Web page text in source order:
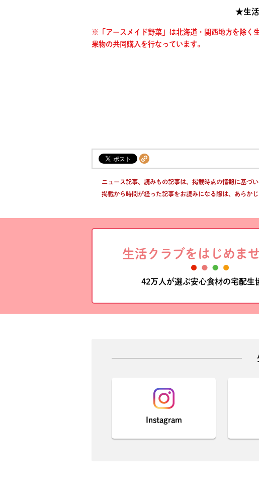
★生活
※「アースメイド野菜」は北海道・関西地方を除く
果物の共同購入を行なっています。
ニュース記事、読みもの記事は、掲載時点の情報に基づ
掲載から時間が経った記事をお読みになる際は、あらかじ
生活クラブをはじめま
42万人が選ぶ安心食材の宅配生
Instagram